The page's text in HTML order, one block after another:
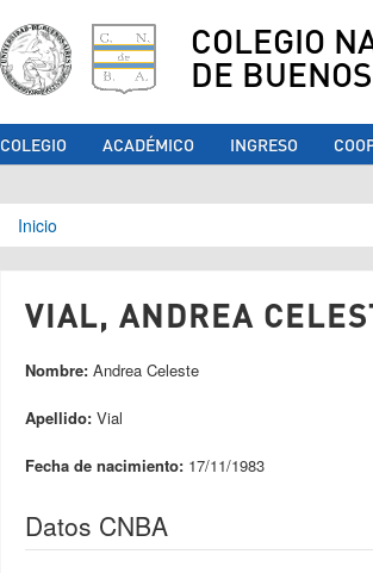
COLEGIO
DE
COLEGIO ACADÉMICO INGRESO
Se encuentra usted
Inicio
VIAL, ANDREA
Nombre: Andrea Celeste
Apellido: Vial
Fecha de nacimiento: 17/11/1983
Datos CNBA